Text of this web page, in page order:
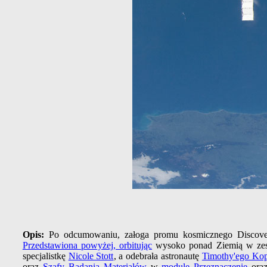
Opis: Po odcumowaniu, załoga promu kosmicznego
Przedstawiona powyżej, orbitując wysoko ponad Ziemią w
specjalistkę Nicole Stott, a odebrała astronautę Timothy'ego